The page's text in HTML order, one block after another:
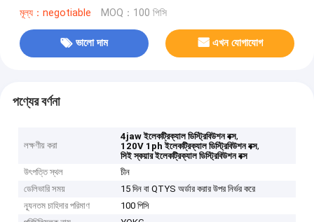
মূল্য：negotiable MOQ：100 পিসি
ভালো দাম এখন যোগাযোগ
পণ্যের বর্ণনা
লক্ষণীয় করা
4jaw ইলেকট্রিক্যাল ডিস্ট্রিবিউশন বক্স,
120V 1ph ইলেকট্রিক্যাল ডিস্ট্রিবিউশন বক্স,
সিই স্কয়ার ইলেকট্রিক্যাল ডিস্ট্রিবিউশন বক্স
উৎপত্তি স্থল
চীন
ডেলিভারি সময়
15 দিন বা QTYS অর্ডার করার উপর নির্ভর করে
ন্যূনতম চাহিদার পরিমাণ
100 পিসি